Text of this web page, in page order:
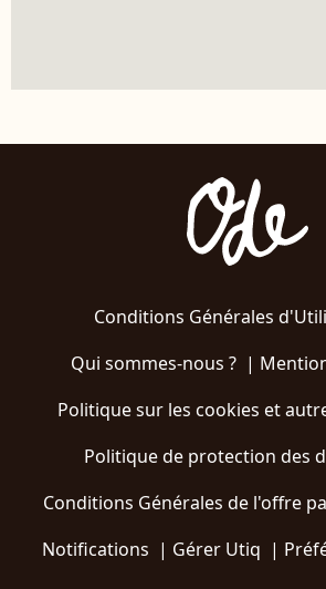
Conditions Générales
Qui sommes-nous ?|
Politique sur les cookies et
Politique de protection des
Conditions Générales de l'offre
Notifications | Gérer Utiq |